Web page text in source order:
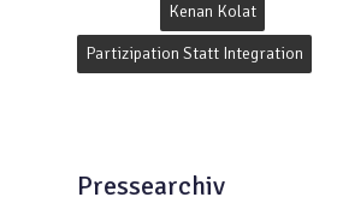
Kenan Kolat
Partizipation Statt Integration
Pressearchiv